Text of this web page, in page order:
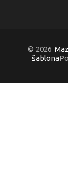
© 2026
šablona